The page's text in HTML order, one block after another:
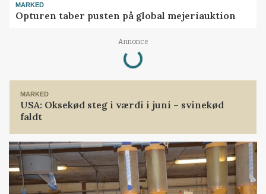
MARKED
Opturen taber pusten på global mejeriauktion
Annonce
Loading...
MARKED
USA: Oksekød steg i værdi i juni – svinekød
faldt